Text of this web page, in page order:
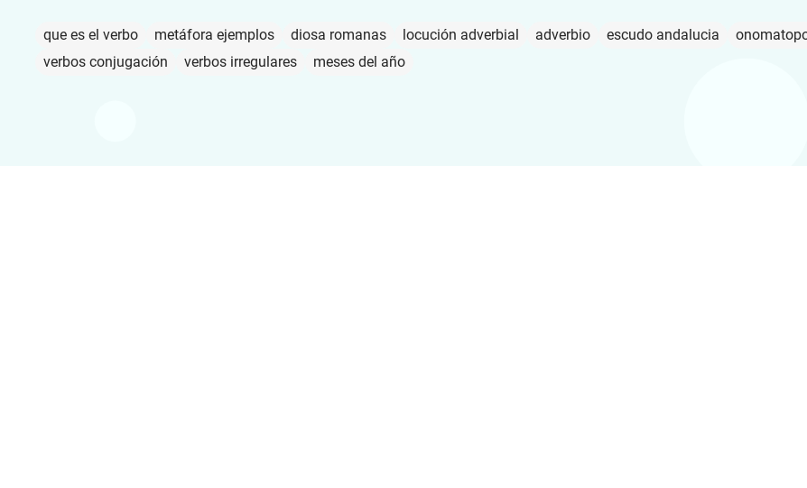
que es el verbo metáfora ejemplos diosa romanas locución adverbial adverbio escudo andalucia
verbos conjugación
verbos irregulares meses del año